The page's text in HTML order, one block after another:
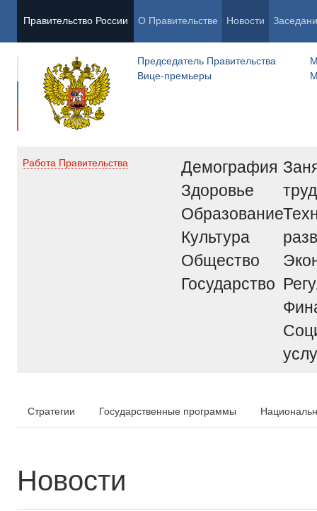
Правительство России О Правительстве Новости
Председатель Правительства
Вице-премьеры
Работа Правительства
Демография
Здоровье
Образование
Культура
Общество
Государство
труд
Стратегии Государственные программы
Новости